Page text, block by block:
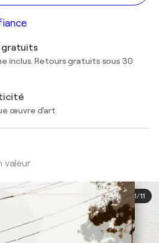
gratuits
inclus. Retours gratuits sous 30
œuvre d'art
valeur
1/11